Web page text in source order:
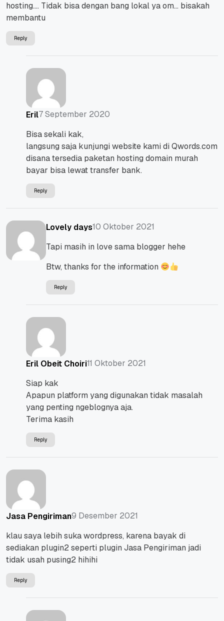
hosting…. Tidak bisa dengan bang lokal ya om… bisakah
membantu
Reply
Eril7 September 2020
Bisa sekali kak,
langsung saja kunjungi website kami di Qwords.com
disana tersedia paketan hosting domain murah
bayar bisa lewat transfer bank.
Reply
Lovely days10 Oktober 2021
Tapi masih in love sama blogger hehe
Btw, thanks for the information
Reply
Eril Obeit Choiri11 Oktober 2021
Siap kak
Apapun platform yang digunakan tidak masalah
yang penting ngeblognya aja.
Terima kasih
Reply
Jasa Pengiriman9 Desember 2021
klau saya lebih suka wordpress, karena bayak di
sediakan plugin2 seperti plugin Jasa Pengiriman jadi
tidak usah pusing2 hihihi
Reply